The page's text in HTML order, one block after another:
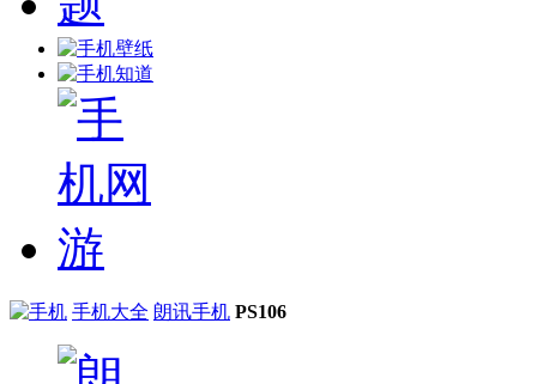
手机大全 朗讯手机 PS106